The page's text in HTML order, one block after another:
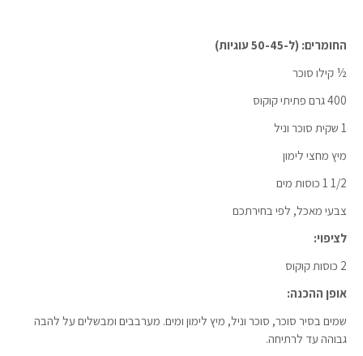
החומרים: (ל-50-45 עוגיות)
½ קילו סוכר
400 גרם פתיתי קוקוס
1 שקית סוכר וניל
מיץ מחצי לימון
1/2 1 כוסות מים
צבעי מאכל, לפי בחירתכם
לציפוי:
2 כוסות קוקוס
אופן ההכנה:
שמים בסיר סוכר, סוכר וניל, מיץ לימון ומים. מערבבים ומבשלים על להבה
גבוהה עד לרתיחה.